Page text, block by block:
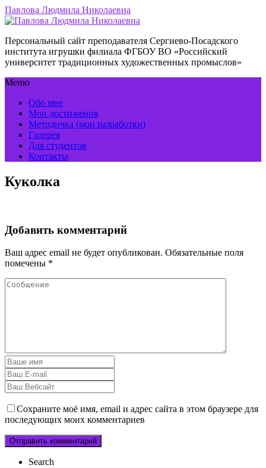
Павлова Людмила Николаевна
Персональный сайт преподавателя Сергиево-Посадского
института игрушки филиала ФГБОУ ВО «Российский
университет традиционных художественных промыслов»
Меню
Обо мне
Мои достижения
Методичка (мои разработки)
Галерея
Для студентов
Контакты
Куколка
Добавить комментарий
Ваш адрес email не будет опубликован. Обязательные поля
помечены *
Сохраните моё имя, email и адрес сайта в этом браузере для
последующих моих комментариев
Search